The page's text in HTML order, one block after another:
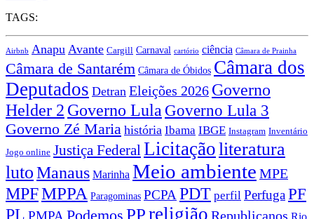
TAGS:
Airbnb Anapu Avante Cargill Carnaval cartório ciência Câmara de Prainha
Câmara de Santarém Câmara de Óbidos Câmara dos
Deputados Detran Eleições 2026 Governo
Helder 2 Governo Lula Governo Lula 3
Governo Zé Maria história Ibama IBGE Instagram Inventário
Jogo online Justiça FederalLicitaçãoliteratura
lutoManaus Marinha Meio ambiente MPE
MPFMPPA Paragominas PCPA PDT perfil PerfugaPF
PL PMPA Podemos PPreligião Republicanos Rio